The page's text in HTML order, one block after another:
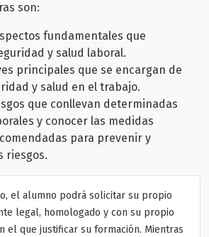
son:
fundamentales que
y salud laboral.
principales que se encargan de
y salud en el trabajo.
que conllevan determinadas
y conocer las medidas
para prevenir y
riesgos.
el alumno podrá solicitar su propio
legal, homologado y con su propio
el que justificar su formación. Mientras